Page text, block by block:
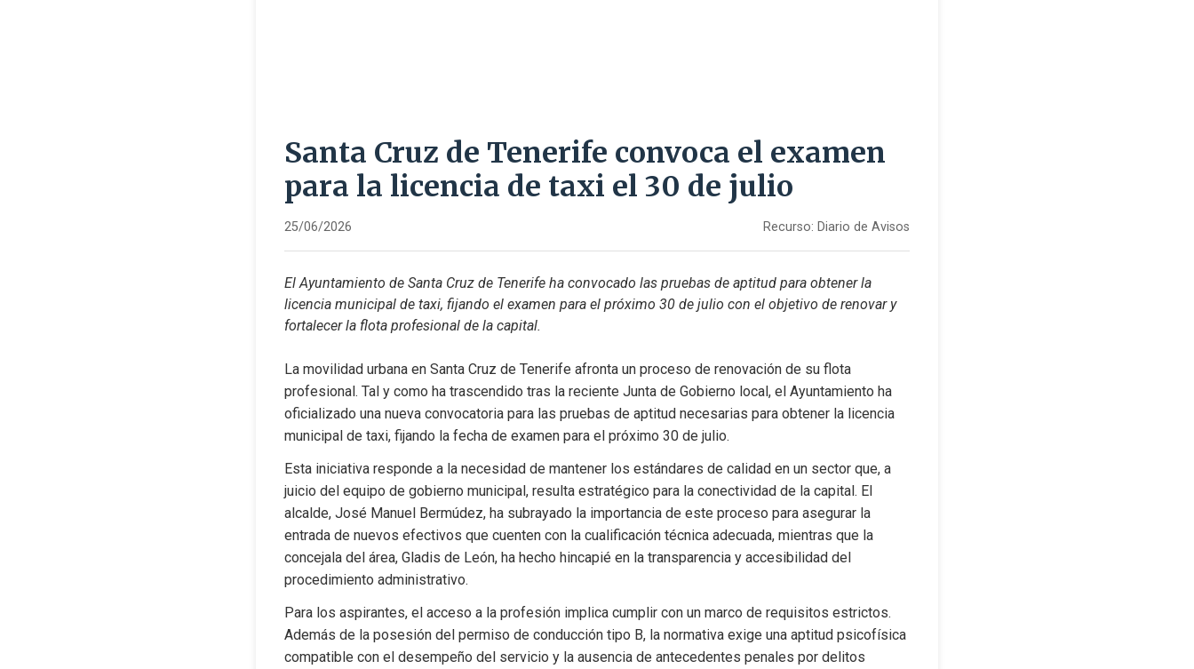
Santa Cruz de Tenerife convoca el examen
para la licencia de taxi el 30 de julio
25/06/2026 Recurso: Diario de Avisos
El Ayuntamiento de Santa Cruz de Tenerife ha convocado las pruebas de aptitud para obtener la
licencia municipal de taxi, fijando el examen para el próximo 30 de julio con el objetivo de renovar y
fortalecer la flota profesional de la capital.
La movilidad urbana en Santa Cruz de Tenerife afronta un proceso de renovación de su flota
profesional. Tal y como ha trascendido tras la reciente Junta de Gobierno local, el Ayuntamiento ha
oficializado una nueva convocatoria para las pruebas de aptitud necesarias para obtener la licencia
municipal de taxi, fijando la fecha de examen para el próximo 30 de julio.
Esta iniciativa responde a la necesidad de mantener los estándares de calidad en un sector que, a
juicio del equipo de gobierno municipal, resulta estratégico para la conectividad de la capital. El
alcalde, José Manuel Bermúdez, ha subrayado la importancia de este proceso para asegurar la
entrada de nuevos efectivos que cuenten con la cualificación técnica adecuada, mientras que la
concejala del área, Gladis de León, ha hecho hincapié en la transparencia y accesibilidad del
procedimiento administrativo.
Para los aspirantes, el acceso a la profesión implica cumplir con un marco de requisitos estrictos.
Además de la posesión del permiso de conducción tipo B, la normativa exige una aptitud psicofísica
compatible con el desempeño del servicio y la ausencia de antecedentes penales por delitos